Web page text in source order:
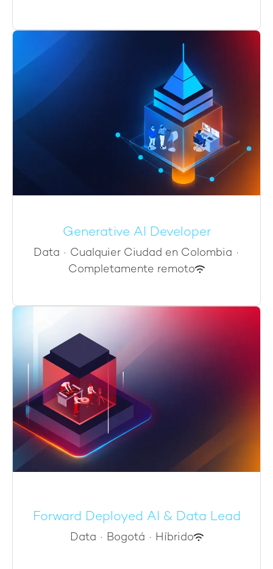
Generative AI Developer
Data · Cualquier Ciudad en Colombia ·
Completamente remoto
Forward Deployed AI & Data Lead
Data · Bogotá · Híbrido